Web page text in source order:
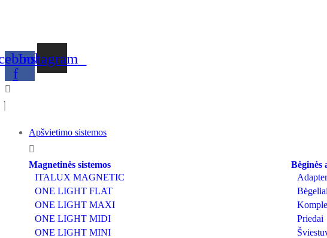
f
Instagram
Apšvietimo sistemos
Magnetinės sistemos
ITALUX MAGNETIC
ONE LIGHT FLAT
ONE LIGHT MAXI
ONE LIGHT MIDI
ONE LIGHT MINI
Bėginės
Bėgeliai
Priedai